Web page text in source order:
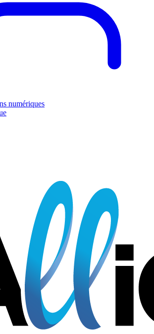
numériques